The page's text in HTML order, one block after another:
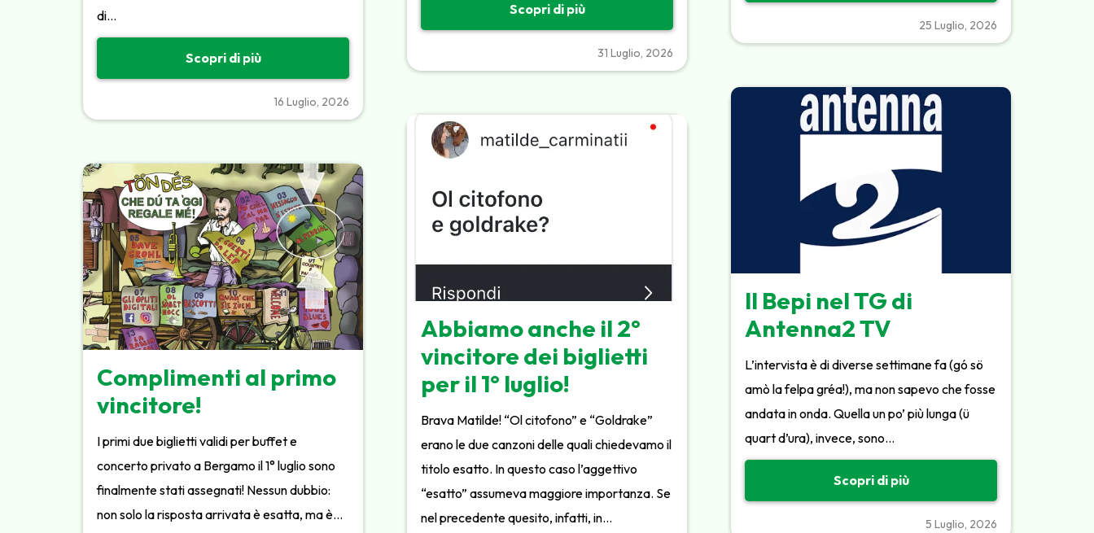
Scopri di più
31 Luglio, 2026
25 Luglio, 2026
di…
Scopri di più
16 Luglio, 2026
Il Bepi nel TG di
Antenna2 TV
L’intervista è di diverse settimane fa (gó sö
amò la felpa gréa!), ma non sapevo che fosse
andata in onda. Quella un po’ più lunga (ü
quart d’ura), invece, sono…
Scopri di più
5 Luglio, 2026
Abbiamo anche il 2°
vincitore dei biglietti
per il 1° luglio!
Brava Matilde! “Ol citofono” e “Goldrake”
erano le due canzoni delle quali chiedevamo il
titolo esatto. In questo caso l’aggettivo
“esatto” assumeva maggiore importanza. Se
nel precedente quesito, infatti, in…
Complimenti al primo
vincitore!
I primi due biglietti validi per buffet e
concerto privato a Bergamo il 1° luglio sono
finalmente stati assegnati! Nessun dubbio:
non solo la risposta arrivata è esatta, ma è…